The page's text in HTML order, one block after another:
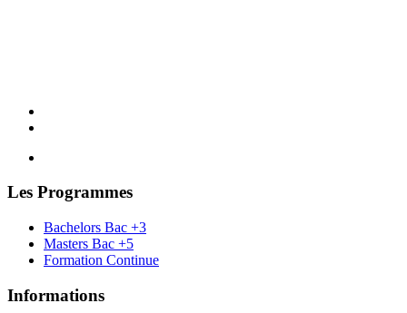
Les Programmes
Bachelors Bac +3
Masters Bac +5
Formation Continue
Informations